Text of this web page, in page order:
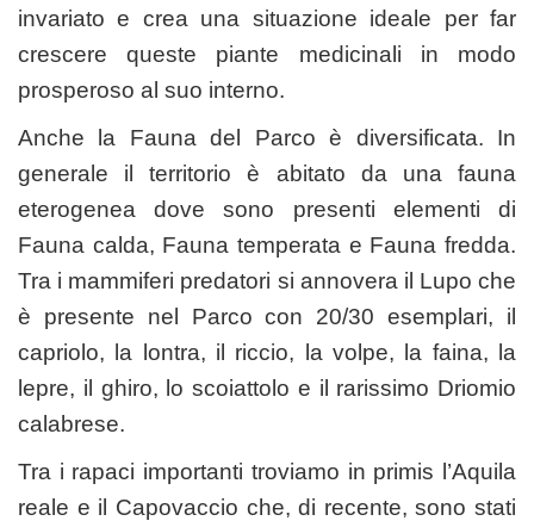
invariato e crea una situazione ideale per far
crescere queste piante medicinali in modo
prosperoso al suo interno.
Anche la Fauna del Parco è diversificata. In
generale il territorio è abitato da una fauna
eterogenea dove sono presenti elementi di
Fauna calda, Fauna temperata e Fauna fredda.
Tra i mammiferi predatori si annovera il Lupo che
è presente nel Parco con 20/30 esemplari, il
capriolo, la lontra, il riccio, la volpe, la faina, la
lepre, il ghiro, lo scoiattolo e il rarissimo Driomio
calabrese.
Tra i rapaci importanti troviamo in primis l’Aquila
reale e il Capovaccio che, di recente, sono stati